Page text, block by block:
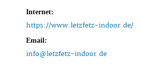
Internet:
https://www.letzfetz-indoor.de/
Email:
info@letzfetz-indoor.de